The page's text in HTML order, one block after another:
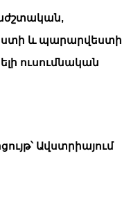
և պարարվեստի
ուսումնական
Ավստրիայում